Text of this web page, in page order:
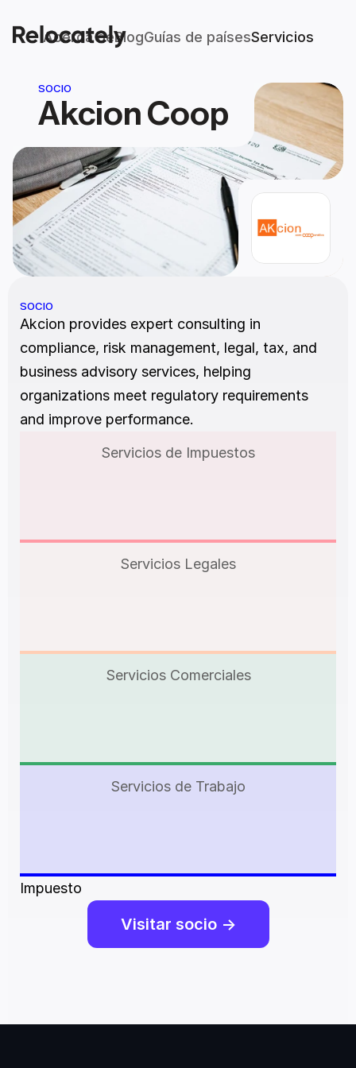
Acerca deBlogGuías de paísesServicios
SOCIO
Akcion Coop
SOCIO
Akcion provides expert consulting in
compliance, risk management, legal, tax, and
business advisory services, helping
organizations meet regulatory requirements
and improve performance.
Servicios de Impuestos
Servicios Legales
Servicios Comerciales
Servicios de Trabajo
Impuesto
Visitar socio ->